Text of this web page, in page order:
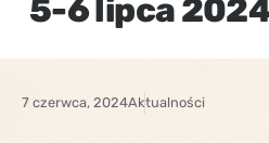
5-6 lipca
7 czerwca, 2024Aktualności